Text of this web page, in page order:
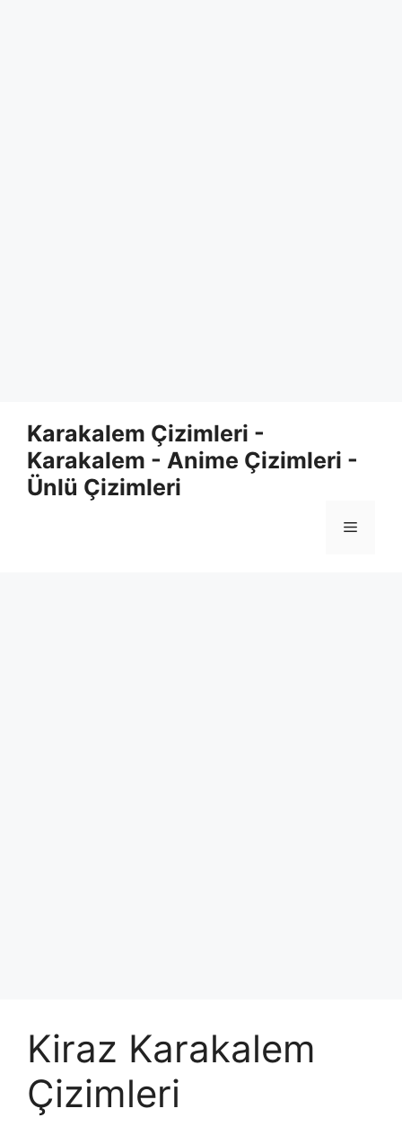
content
Karakalem Çizimleri -
Karakalem - Anime Çizimleri -
Ünlü Çizimleri
Menu
Kiraz Karakalem
Çizimleri